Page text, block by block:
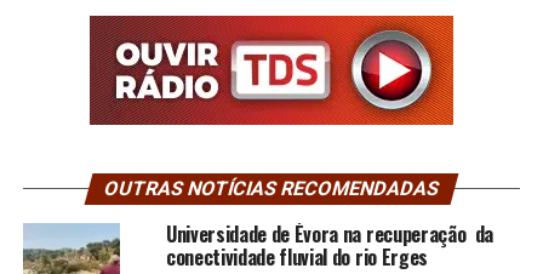
OUTRAS NOTÍCIAS RECOMENDADAS
Universidade de Évora na recuperação da
conectividade fluvial do rio Erges